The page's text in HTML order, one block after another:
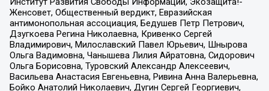
Женсовет, Общественный вердикт, Евразийская
антимонопольная ассоциация, Бедушев Петр Петрович,
Дзугкоева Регина Николаевна, Кривенко Сергей
Владимирович, Милославский Павел Юрьевич, Шнырова
Ольга Вадимовна, Чанышева Лилия Айратовна, Сидорович
Ольга Борисовна, Туровский Александр Алексеевич,
Васильева Анастасия Евгеньевна, Ривина Анна Валерьевна,
Бойко Анатолий Николаевич, Дугин Сергей Георгиевич,